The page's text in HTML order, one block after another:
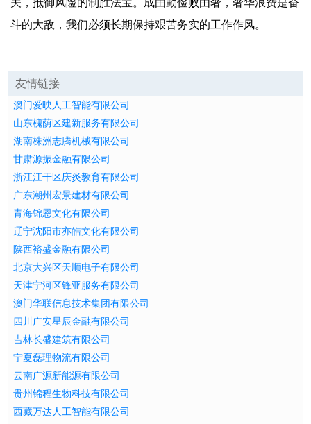
关，抵御风险的制胜法宝。成由勤俭败由奢，奢华浪费是奋
斗的大敌，我们必须长期保持艰苦务实的工作作风。
友情链接
澳门爱映人工智能有限公司
山东槐荫区建新服务有限公司
湖南株洲志腾机械有限公司
甘肃源振金融有限公司
浙江江干区庆炎教育有限公司
广东潮州宏景建材有限公司
青海锦恩文化有限公司
辽宁沈阳市亦皓文化有限公司
陕西裕盛金融有限公司
北京大兴区天顺电子有限公司
天津宁河区锋亚服务有限公司
澳门华联信息技术集团有限公司
四川广安星辰金融有限公司
吉林长盛建筑有限公司
宁夏磊理物流有限公司
云南广源新能源有限公司
贵州锦程生物科技有限公司
西藏万达人工智能有限公司